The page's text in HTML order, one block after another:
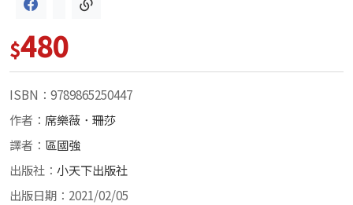
$480
ISBN：9789865250447
作者： 席樂薇．珊莎
譯者： 區國強
出版社： 小天下出版社
出版日期：2021/02/05